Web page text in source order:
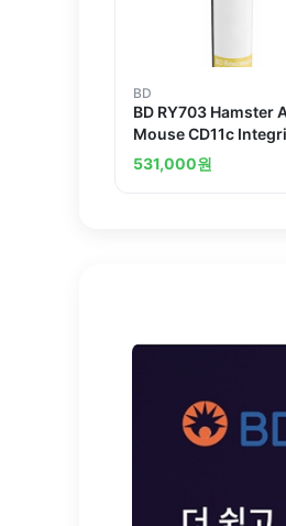
BD
BD RY703 Hamster
Mouse CD11c
531,000원